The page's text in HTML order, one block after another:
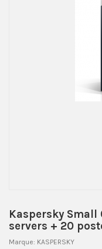
Kaspersky Small
servers + 20
Marque: KASPERSKY